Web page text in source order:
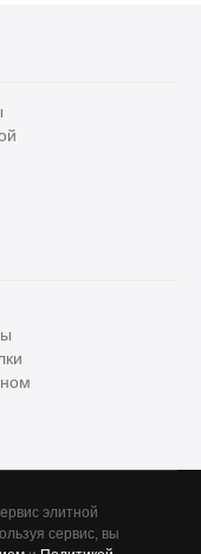
элитной
сервис, вы